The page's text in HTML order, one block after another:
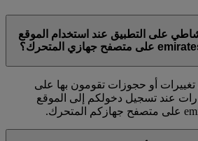
على التطبيق عند استخدام الموقع
أو حجوزات تقومون بها على
عند تسجيل دخولكم إلى الموقع